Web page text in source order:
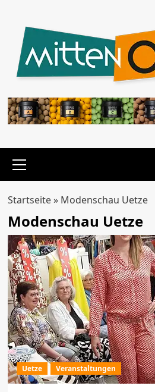
springen
Menü
Startseite» Modenschau Uetze
Modenschau Uetze
Uetze Veranstaltungen